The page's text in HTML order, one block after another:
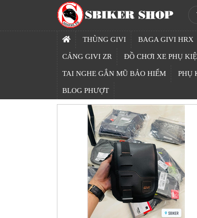
THÙNG GIVI BAGA GIVI HRX
CẢNG GIVI ZR ĐỒ CHƠI XE PHỤ
TAI NGHE GẮN MŨ BẢO HIỂM PHỤ
BLOG PHƯỢT
SBIKER
GIVI